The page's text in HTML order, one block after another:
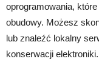
oprogramowania,
obudowy. Możesz
lub znaleźć lokalny
konserwacji elektroniki.